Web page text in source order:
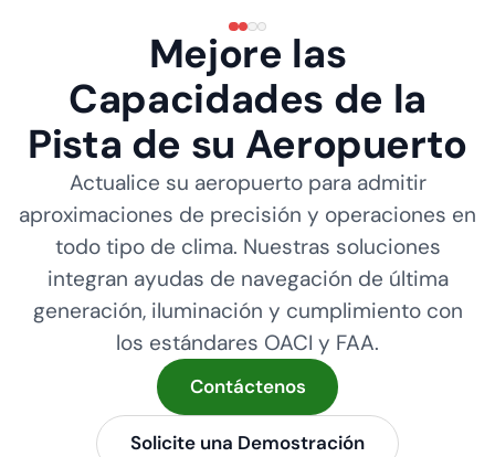
Mejore las
Capacidades de la
Pista de su Aeropuerto
Actualice su aeropuerto para admitir
aproximaciones de precisión y operaciones en
todo tipo de clima. Nuestras soluciones
integran ayudas de navegación de última
generación, iluminación y cumplimiento con
los estándares OACI y FAA.
Contáctenos
Solicite una Demostración